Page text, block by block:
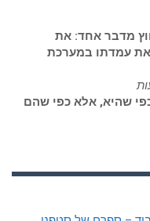
מדבר אחד: את
את עמדתו במערכת
שהיא, אלא כפי שהם